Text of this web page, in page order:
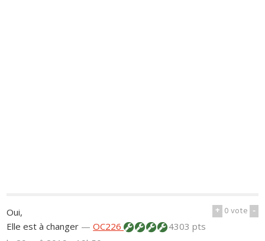
+ 0vote -
Oui,
Elle est à changer —OC226
4303 pts